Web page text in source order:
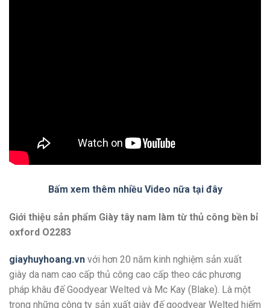
Bấm xem thêm nhiều Video nữa tại đây
Giới thiệu sản phẩm Giày tây nam làm từ thủ công bền bỉ
oxford O2283
giayhuyhoang.vn với hơn 20 năm kinh nghiệm sản xuất
giày da nam cao cấp thủ công cao cấp theo các phương
pháp khâu đế Goodyear Welted và Mc Kay (Blake). Là một
trong những công ty sản xuất giày đế goodyear Welted hiếm